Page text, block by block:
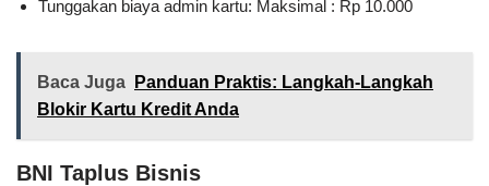
Tunggakan biaya admin kartu: Maksimal : Rp 10.000
Baca Juga
Panduan Praktis: Langkah-Langkah
Blokir Kartu Kredit Anda
BNI Taplus Bisnis